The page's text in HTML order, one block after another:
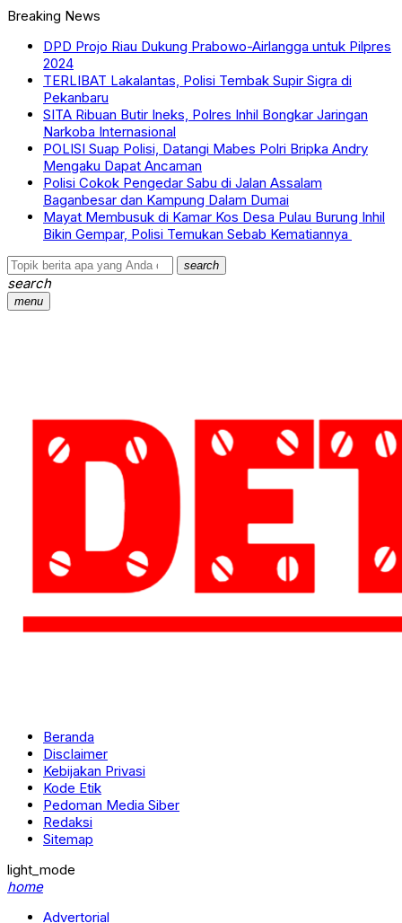
Breaking News
DPD Projo Riau Dukung Prabowo-Airlangga untuk Pilpres
2024
TERLIBAT Lakalantas, Polisi Tembak Supir Sigra di
Pekanbaru
SITA Ribuan Butir Ineks, Polres Inhil Bongkar Jaringan
Narkoba Internasional
POLISI Suap Polisi, Datangi Mabes Polri Bripka Andry
Mengaku Dapat Ancaman
Polisi Cokok Pengedar Sabu di Jalan Assalam
Baganbesar dan Kampung Dalam Dumai
Mayat Membusuk di Kamar Kos Desa Pulau Burung Inhil
Bikin Gempar, Polisi Temukan Sebab Kematiannya
search
search
menu
Beranda
Disclaimer
Kebijakan Privasi
Kode Etik
Pedoman Media Siber
Redaksi
Sitemap
light_mode
home
Advertorial